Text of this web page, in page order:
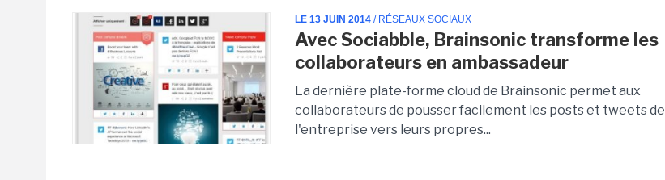
LE 13 JUIN 2014 / RÉSEAUX SOCIAUX
Avec Sociabble, Brainsonic transforme les
collaborateurs en ambassadeur
La dernière plate-forme cloud de Brainsonic permet aux
collaborateurs de pousser facilement les posts et tweets de
l'entreprise vers leurs propres...